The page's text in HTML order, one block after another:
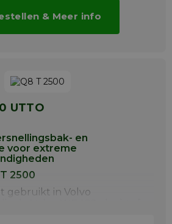
& Meer info
UTTO
en
voor extreme
2500
gebruikt in Volvo
de Volvo WB 102 vloeistof